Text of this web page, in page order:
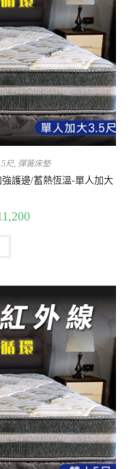
尺, 彈簧床墊
護邊/蓄熱恆溫-單人加大